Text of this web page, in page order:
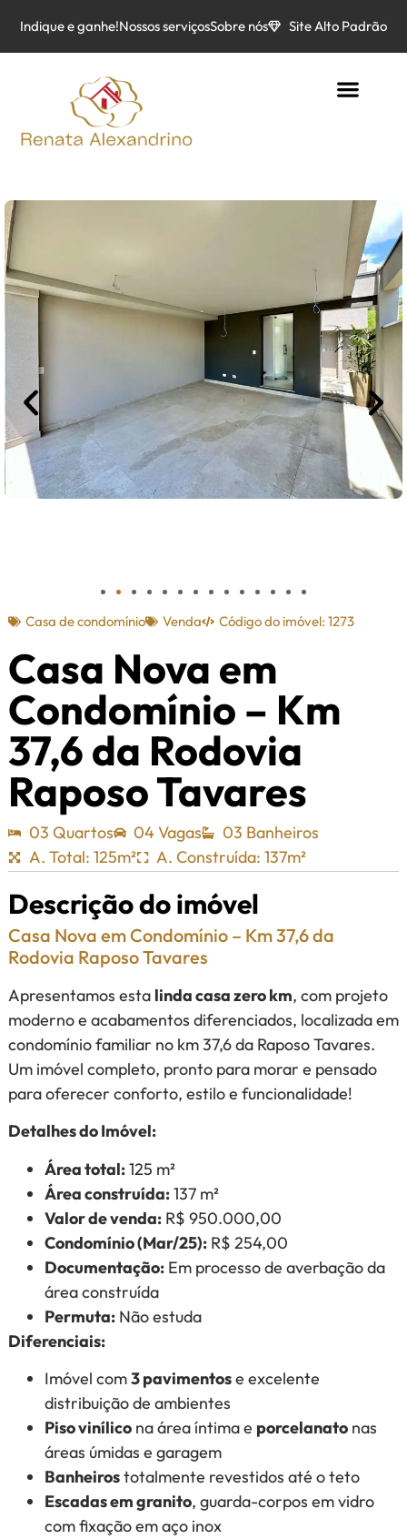
Indique e ganhe!Nossos serviçosSobre nós Site Alto Padrão
Casa de condomínio Venda Código do imóvel: 1273
Casa Nova em
Condomínio – Km
37,6 da Rodovia
Raposo Tavares
03 Quartos 04 Vagas
03 Banheiros
A. Total: 125m²
A. Construída: 137m²
Descrição do imóvel
Casa Nova em Condomínio – Km 37,6 da
Rodovia Raposo Tavares
Apresentamos esta linda casa zero km, com projeto
moderno e acabamentos diferenciados, localizada em
condomínio familiar no km 37,6 da Raposo Tavares.
Um imóvel completo, pronto para morar e pensado
para oferecer conforto, estilo e funcionalidade!
Detalhes do Imóvel:
Área total:125 m²
Área construída:137 m²
Valor de venda: R$ 950.000,00
Condomínio (Mar/25): R$ 254,00
Documentação: Em processo de averbação da
área construída
Permuta: Não estuda
Diferenciais:
Imóvel com3 pavimentose excelente
distribuição de ambientes
Piso vinílico na área íntima e porcelanato nas
áreas úmidas e garagem
Banheirostotalmente revestidos até o teto
Escadas em granito, guarda-corpos em vidro
com fixação em aço inox